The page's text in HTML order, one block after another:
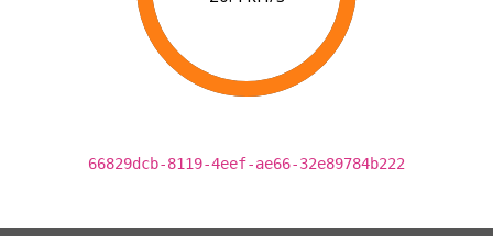
66829dcb-8119-4eef-ae66-32e89784b222